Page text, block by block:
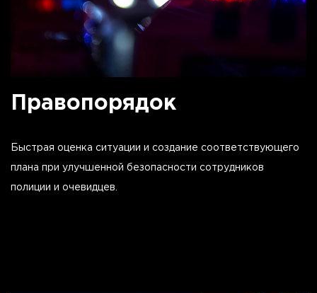
Правопорядок
Быстрая оценка ситуации и создание соответствующего
плана при улучшенной безопасности сотрудников
полиции и очевидцев.